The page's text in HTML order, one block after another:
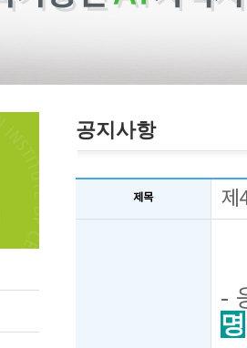
공지사항
제목 제
-
명